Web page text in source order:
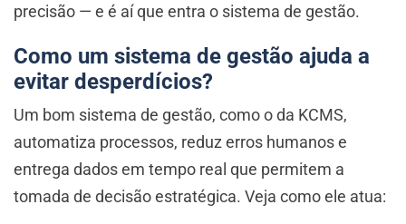
precisão — e é aí que entra o sistema de gestão.
Como um sistema de gestão ajuda a
evitar desperdícios?
Um bom sistema de gestão, como o da KCMS,
automatiza processos, reduz erros humanos e
entrega dados em tempo real que permitem a
tomada de decisão estratégica. Veja como ele atua: